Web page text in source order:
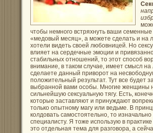
чтобы немного встряхнуть ваши
«медовый месяц», а можете сделать и на
хотели видеть своей любовницей. Но
влияет на сердечные эмоции и
стабильных отношений, то этот способ
внимание, в таком случае, имеет смысл
сделаете данный приворот на
положительный результат. Тут все будет
выбранной вами особы. Многие женщины
сильнейшую сексуальную тягу. Есть,
которые заставляют и принуждают
только опытному магу или ведьме. В
колдовать самостоятельно, то
специалисту. Я тоже использую в
это отдельная тема для разговора, а